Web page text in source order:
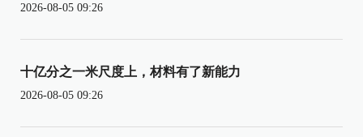
2026-08-05 09:26
十亿分之一米尺度上，材料有了新能力
2026-08-05 09:26